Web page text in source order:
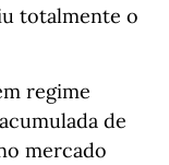
totalmente o
regime
de
mercado